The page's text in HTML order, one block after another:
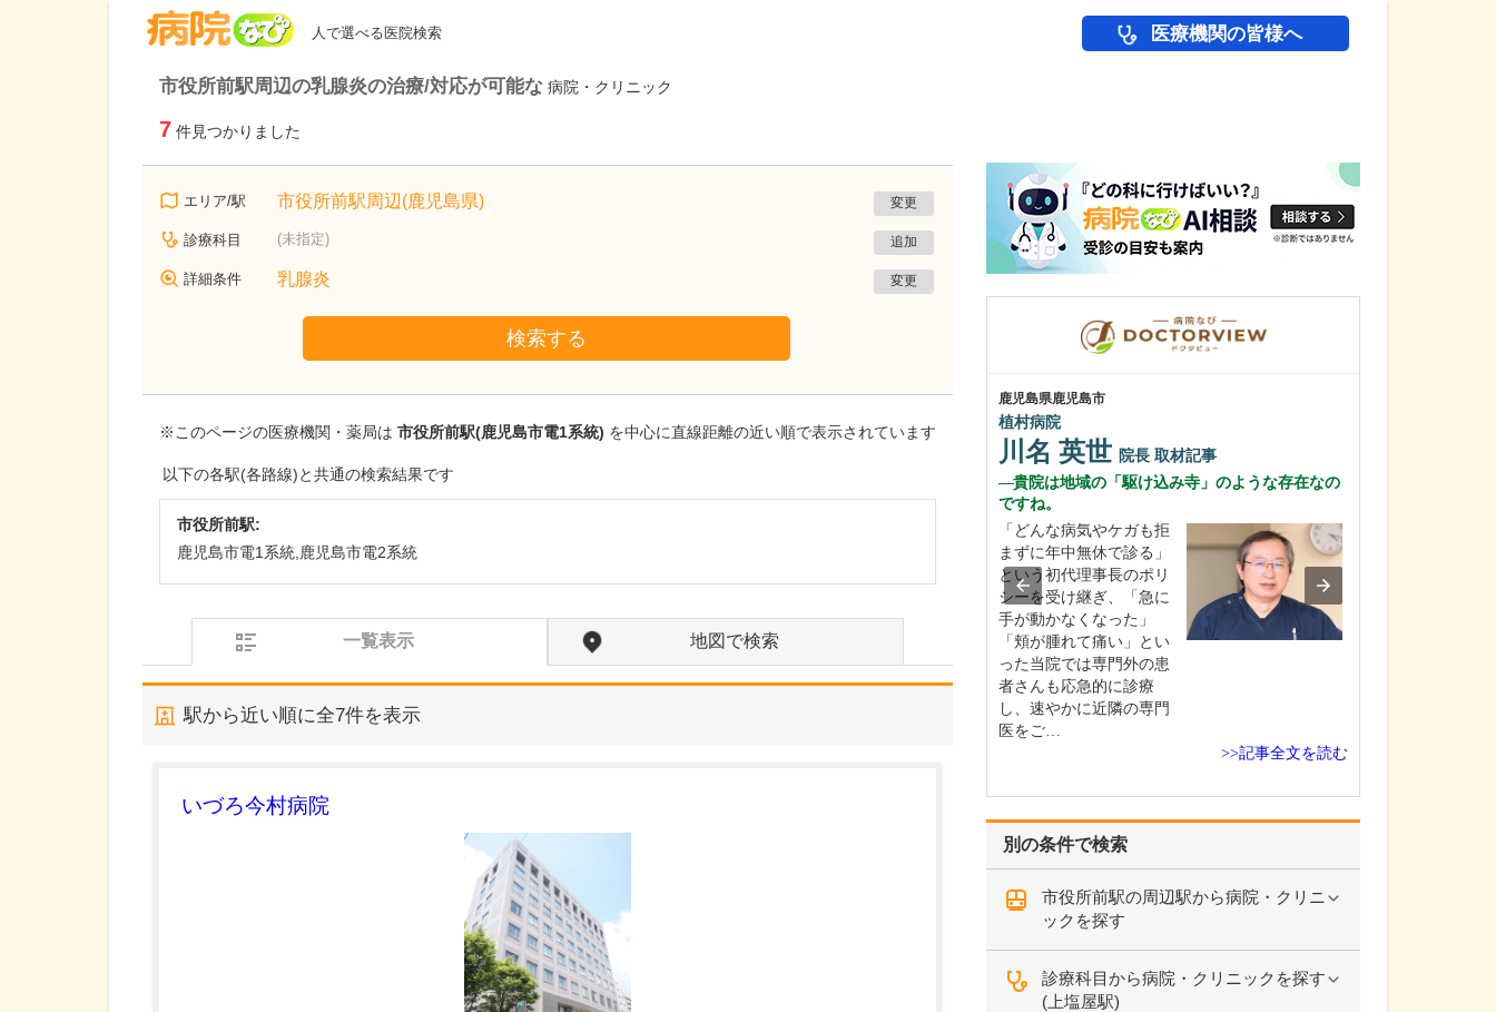
人で選べる医院検索 医療機関の皆様へ
市役所前駅周辺の乳腺炎の治療/対応が可能な 病院・クリニック
7 件見つかりました
エリア/駅 市役所前駅周辺(鹿児島県) 変更
診療科目 (未指定) 追加
詳細条件 乳腺炎 変更
検索する
※このページの医療機関・薬局は 市役所前駅(鹿児島市電1系統) を中心に直線距離の近い順で表示されています
以下の各駅(各路線)と共通の検索結果です
市役所前駅:
鹿児島市電1系統,鹿児島市電2系統
一覧表示 地図で検索
駅から近い順に全7件を表示
いづろ今村病院
別の条件で検索
市役所前駅の周辺駅から病院・クリニ
ックを探す
診療科目から病院・クリニックを探す
(上塩屋駅)
鹿児島県鹿児島市
あいろ歯科医院
っていたのですが、その
先生の治療を受けたこと
で認識が変わりました。
子どもにとって歯科医院
鹿児島県鹿児島市
植村病院
川名 英世 院長 取材記事
貴院は地域の「駆け込み寺」のような存在なの
ですね。
「どんな病気やケガも拒
まずに年中無休で診る」
という初代理事長のポリ
シーを受け継ぎ、「急に
手が動かなくなった」
「頬が腫れて痛い」とい
った当院では専門外の患
者さんも応急的に診療
し、速やかに近隣の専門
医をご…
>>記事全文を読む